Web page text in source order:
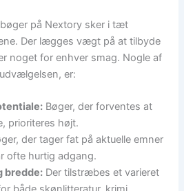
på Nextory sker i tæt
Der lægges vægt på at tilbyde
noget for enhver smag. Nogle af
er:
Bøger, der forventes at
prioriteres højt.
der tager fat på aktuelle emner
ofte hurtig adgang.
bredde: Der tilstræbes et varieret